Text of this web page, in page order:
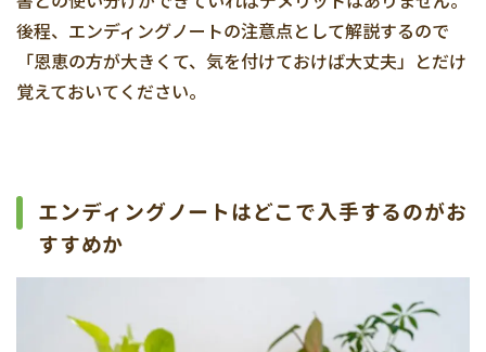
後程、エンディングノートの注意点として解説するので
「恩恵の方が大きくて、気を付けておけば大丈夫」とだけ
覚えておいてください。
エンディングノートはどこで入手するのがお
すすめか